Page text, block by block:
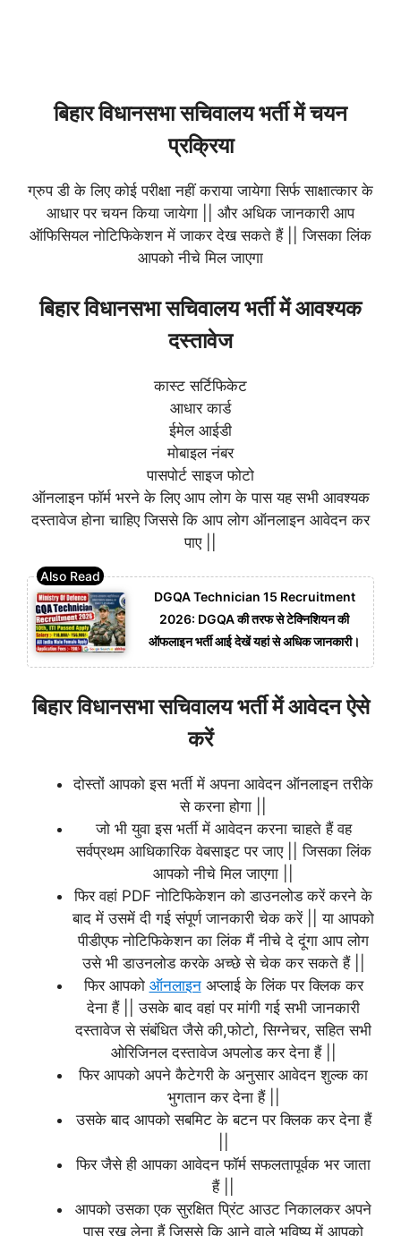
बिहार विधानसभा सचिवालय भर्ती में चयन
प्रक्रिया
ग्रुप डी के लिए कोई परीक्षा नहीं कराया जायेगा सिर्फ साक्षात्कार के
आधार पर चयन किया जायेगा || और अधिक जानकारी आप
ऑफिसियल नोटिफिकेशन में जाकर देख सकते हैं || जिसका लिंक
आपको नीचे मिल जाएगा
बिहार विधानसभा सचिवालय भर्ती में आवश्यक
दस्तावेज
कास्ट सर्टिफिकेट
आधार कार्ड
ईमेल आईडी
मोबाइल नंबर
पासपोर्ट साइज फोटो
ऑनलाइन फॉर्म भरने के लिए आप लोग के पास यह सभी आवश्यक
दस्तावेज होना चाहिए जिससे कि आप लोग ऑनलाइन आवेदन कर
पाए ||
DGQA Technician 15 Recruitment
2026: DGQA की तरफ से टेक्निशियन की
ऑफलाइन भर्ती आई देखें यहां से अधिक जानकारी।
बिहार विधानसभा सचिवालय भर्ती में आवेदन ऐसे
करें
दोस्तों आपको इस भर्ती में अपना आवेदन ऑनलाइन तरीके
से करना होगा ||
जो भी युवा इस भर्ती में आवेदन करना चाहते हैं वह
सर्वप्रथम आधिकारिक वेबसाइट पर जाए || जिसका लिंक
आपको नीचे मिल जाएगा ||
फिर वहां PDF नोटिफिकेशन को डाउनलोड करें करने के
बाद में उसमें दी गई संपूर्ण जानकारी चेक करें || या आपको
पीडीएफ नोटिफिकेशन का लिंक मैं नीचे दे दूंगा आप लोग
उसे भी डाउनलोड करके अच्छे से चेक कर सकते हैं ||
फिर आपको ऑनलाइनअप्लाई के लिंक पर क्लिक कर
देना हैं || उसके बाद वहां पर मांगी गई सभी जानकारी
दस्तावेज से संबंधित जैसे की,फोटो, सिग्नेचर, सहित सभी
ओरिजिनल दस्तावेज अपलोड कर देना हैं ||
फिर आपको अपने कैटेगरी के अनुसार आवेदन शुल्क का
भुगतान कर देना हैं ||
उसके बाद आपको सबमिट के बटन पर क्लिक कर देना हैं
फिर जैसे ही आपका आवेदन फॉर्म सफलतापूर्वक भर जाता
हैं ||
आपको उसका एक सुरक्षित प्रिंट आउट निकालकर अपने
पास रख लेना हैं जिससे कि आने वाले भविष्य में आपको